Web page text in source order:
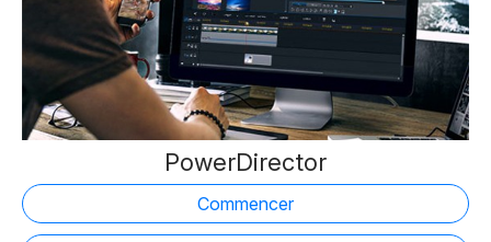
PowerDirector
Commencer